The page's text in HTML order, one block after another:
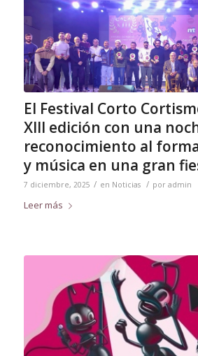
El Festival Corto
XIII edición con una
reconocimiento al
y música en una gran
7 diciembre, 2025 / en Noticias / por admin
Leer más